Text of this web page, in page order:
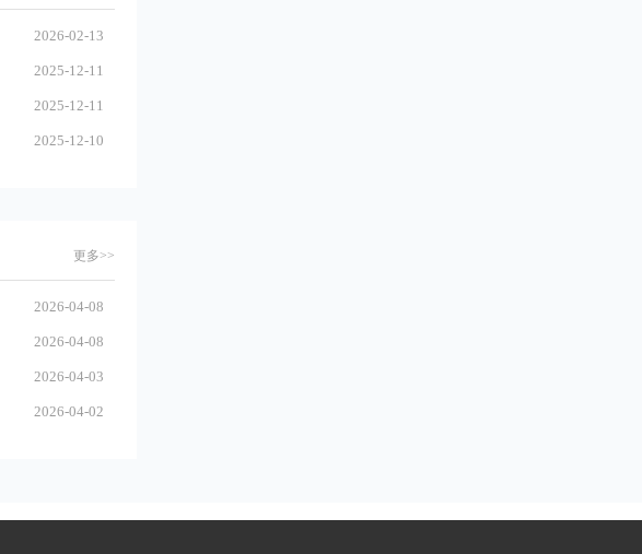
2026-02-13
2025-12-11
2025-12-11
2025-12-10
更多>>
2026-04-08
2026-04-08
2026-04-03
2026-04-02